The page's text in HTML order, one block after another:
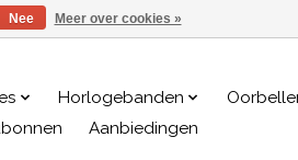
Horlogebanden
Aanbiedingen
Nee Meer over cookies »